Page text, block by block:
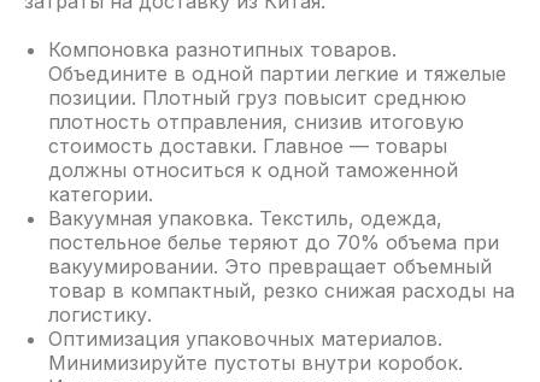
Компоновка разнотипных товаров.
Объедините в одной партии легкие и тяжелые
позиции. Плотный груз повысит среднюю
плотность отправления, снизив итоговую
стоимость доставки. Главное — товары
должны относиться к одной таможенной
категории.
Вакуумная упаковка. Текстиль, одежда,
постельное белье теряют до 70% объема при
вакуумировании. Это превращает объемный
товар в компактный, резко снижая расходы на
логистику.
Оптимизация упаковочных материалов.
Минимизируйте пустоты внутри коробок.
Еженедельная сводка
Новости логистики и грузоперевозок
Телеграм канал
Наш блог
Вакансии
Сертификация
О нас
Наши реквизиты
Вопрос-ответ
Рекомендации